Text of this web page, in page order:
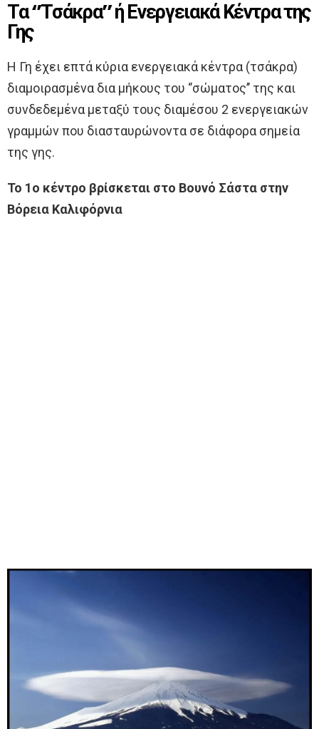
Τα ‘’Τσάκρα’’ ή Ενεργειακά Κέντρα της
Γης
Η Γη έχει επτά κύρια ενεργειακά κέντρα (τσάκρα)
διαμοιρασμένα δια μήκους του ‘’σώματος’’ της και
συνδεδεμένα μεταξύ τους διαμέσου 2 ενεργειακών
γραμμών που διασταυρώνοντα σε διάφορα σημεία
της γης.
Το 1ο κέντρο βρίσκεται στο Βουνό Σάστα στην
Βόρεια Καλιφόρνια